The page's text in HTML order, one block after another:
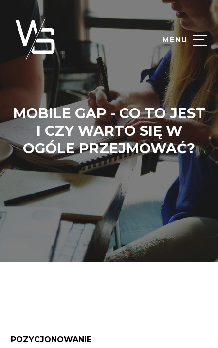
MENU
MOBILE GAP - CO TO JEST
I CZY WARTO SIĘ W
OGÓLE PRZEJMOWAĆ?
POZYCJONOWANIE